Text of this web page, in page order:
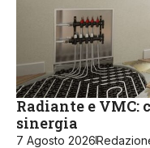
Radiante e VMC:
sinergia
7 Agosto 2026